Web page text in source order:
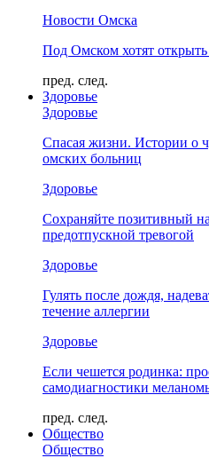
Новости Омска
Под Омском хотят
пред. след.
Здоровье
Здоровье
Спасая жизни. Истории о
омских больниц
Здоровье
Сохраняйте позитивный
предотпускной тревогой
Здоровье
Гулять после дождя,
течение аллергии
Здоровье
Если чешется родинка:
самодиагностики
пред. след.
Общество
Общество